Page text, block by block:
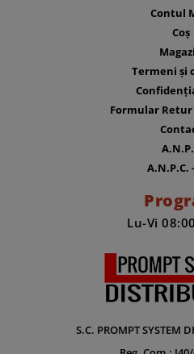
Contul
Coș
Termeni și
Formular
A.N.P.C.
Lu-Vi
S.C. PROMPT SYSTEM